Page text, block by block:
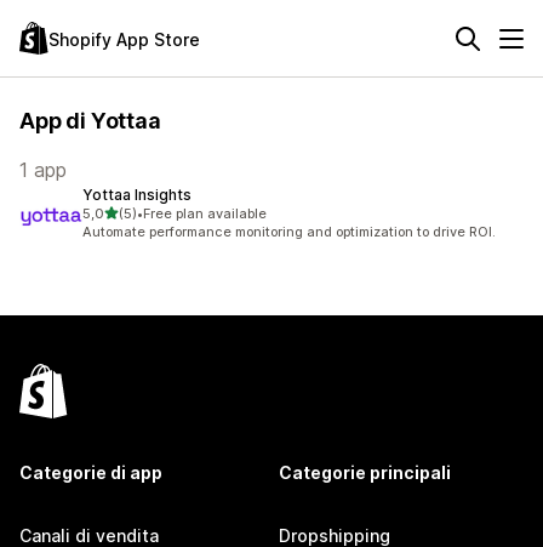
Shopify App Store
App di Yottaa
1 app
Yottaa Insights
5,0stelle su 5
(5)
5 recensioni totali
•Free plan available
Automate performance monitoring and optimization to drive ROI.
Categorie di app
Canali di vendita
Categorie principali
Dropshipping